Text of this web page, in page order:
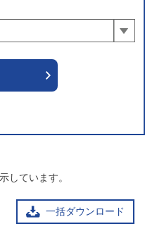
しています。
一括ダウンロード